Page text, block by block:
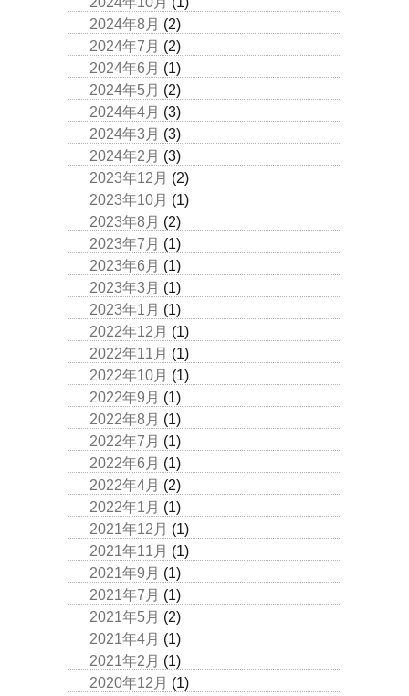
2024年8月 (2)
2024年7月 (2)
2024年6月 (1)
2024年5月 (2)
2024年4月 (3)
2024年3月 (3)
2024年2月 (3)
2023年12月 (2)
2023年10月 (1)
2023年8月 (2)
2023年7月 (1)
2023年6月 (1)
2023年3月 (1)
2023年1月 (1)
2022年12月 (1)
2022年11月 (1)
2022年10月 (1)
2022年9月 (1)
2022年8月 (1)
2022年7月 (1)
2022年6月 (1)
2022年4月 (2)
2022年1月 (1)
2021年12月 (1)
2021年11月 (1)
2021年9月 (1)
2021年7月 (1)
2021年5月 (2)
2021年4月 (1)
2021年2月 (1)
2020年12月 (1)